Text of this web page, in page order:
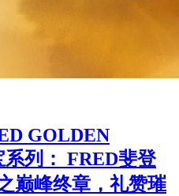
GOLDEN
列： FRED斐登
巅峰终章，礼赞璀